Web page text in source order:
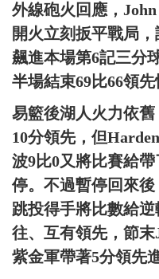
外線砲火回應，
開火立刻扳平戰局
飆進本場第6記三分
半場結束69比66領先
易籃後湖人火力依
10分領先，但
波9比0又將比賽給
停。不過暫停回來
跳投得手將比數給
往、互有領先，節
紫金軍帶著5分領先